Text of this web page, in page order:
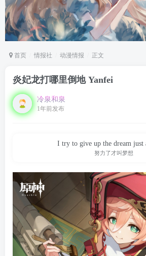
首页 情报社 动漫情报 正文
炎妃龙打哪里倒地 Yanfei
冷泉和泉
1年前发布
I try to give up the dream just
努力了才叫梦想